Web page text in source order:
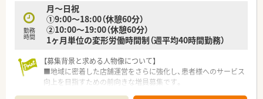
市内の在宅医療にも積極的です。
■各種福利厚生も充実しており、ご家庭をお持ちの方も安心して
長期的なご就業が可能です。
■がんの専門領域の専門性を高めるため、鳥取市内の中核病院様
■対人業務に特化するため、機械化は積極的に行われている薬局
様です。
■従業員の方が働きやすいようにと、皆様で考えられており、男
性育児休暇習得実績もございます・離職率も非常に低く働きやす
勤務
時間
月～日祝
①9:00～18:00（休憩60分）
②10:00～19:00（休憩60分）
1ヶ月単位の変形労働時間制（週平均40時間勤務）
【募集背景と求める人物像について】
■地域に密着した店舗運営をさらに強化し、患者様へのサービス
向上を目指すための前向きな増員募集です。